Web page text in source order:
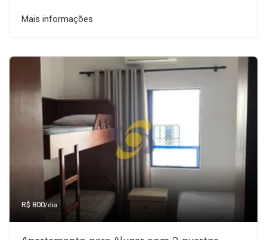
Mais informações
R$ 800/dia